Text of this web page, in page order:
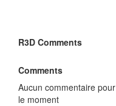
R3D Comments
Comments
Aucun commentaire pour
le moment